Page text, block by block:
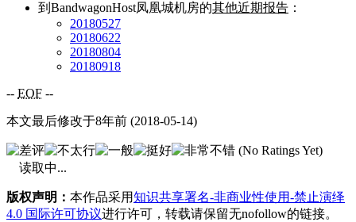
到BandwagonHost凤凰城机房的其他近期报告 ：
20180527
20180622
20180804
20180918
-- EOF --
本文最后修改于8年前 (2018-05-14)
(No Ratings Yet)
读取中...
版权声明： 本作品采用知识共享署名-非商业性使用-禁止演绎
4.0 国际许可协议进行许可，转载请保留无nofollow的链接。